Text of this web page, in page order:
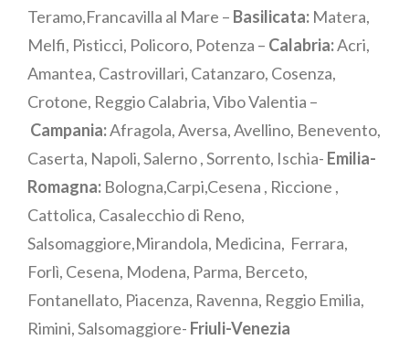
Teramo,Francavilla al Mare – Basilicata: Matera,
Melfi, Pisticci, Policoro, Potenza – Calabria:Acri,
Amantea, Castrovillari, Catanzaro, Cosenza,
Crotone, Reggio Calabria, Vibo Valentia –
Campania:Afragola, Aversa, Avellino, Benevento,
Caserta, Napoli, Salerno , Sorrento, Ischia- Emilia-
Romagna: Bologna,Carpi,Cesena , Riccione ,
Cattolica, Casalecchio di Reno,
Salsomaggiore,Mirandola, Medicina, Ferrara,
Forlì, Cesena, Modena, Parma, Berceto,
Fontanellato, Piacenza, Ravenna, Reggio Emilia,
Rimini, Salsomaggiore- Friuli-Venezia